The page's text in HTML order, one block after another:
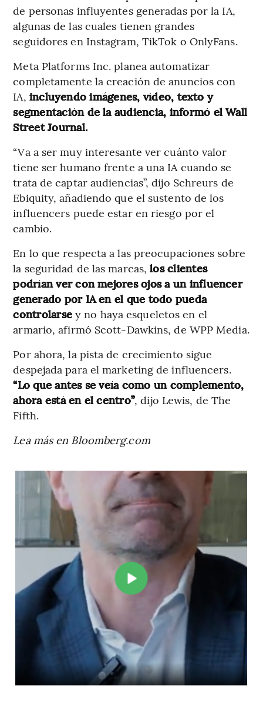
de personas influyentes generadas por la IA,
algunas de las cuales tienen grandes
seguidores en Instagram, TikTok o OnlyFans.
Meta Platforms Inc. planea automatizar
completamente la creación de anuncios con
IA, incluyendo imágenes, vídeo, texto y
segmentación de la audiencia, informó el Wall
Street Journal.
“Va a ser muy interesante ver cuánto valor
tiene ser humano frente a una IA cuando se
trata de captar audiencias”, dijo Schreurs de
Ebiquity, añadiendo que el sustento de los
influencers puede estar en riesgo por el
cambio.
En lo que respecta a las preocupaciones sobre
la seguridad de las marcas,los clientes
podrían ver con mejores ojos a un influencer
generado por IA en el que todo pueda
controlarse y no haya esqueletos en el
armario, afirmó Scott-Dawkins, de WPP Media.
Por ahora, la pista de crecimiento sigue
despejada para el marketing de influencers.
“Lo que antes se veía como un complemento,
ahora está en el centro”, dijo Lewis, de The
Fifth.
Lea más en Bloomberg.com